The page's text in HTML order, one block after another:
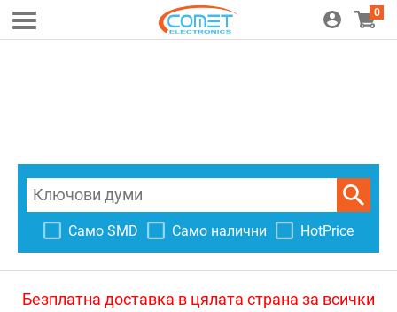
0
Само SMD Само налични HotPrice
Безплатна доставка в цялата страна за всички